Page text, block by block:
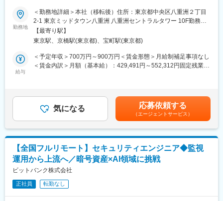
生充実〉
コンプライアンス・リスク管理部へ配属になり、下記業務をお任
せします。
■業務概要：
・コンプライアンス体制の強化に関する企画・提案
・各種法令等に準拠した内部管理態勢の構築・運用
・社内規程等の整備・管理
・不公正取引の防止に関する業務
■組織構成：
コンプライアンス部：全4名（男女比3：1）、全員中途入社の社
員です。
相談や質問はしやすく協力的な雰囲気の部署ですのでご安心くだ
さい。
勤務地
＜勤務地詳細＞本社（移転後）住所：東京都中央区八重洲２丁目
2-1 東京ミッドタウン八重洲 八重洲セントラルタワー 10F勤務地
最寄駅：JR線／東京駅受動喫煙対策：敷地内喫煙可能場所あり変
更の範囲：本文参照
【最寄り駅】
東京駅、京橋駅(東京都)、宝町駅(東京都)
給与
＜予定年収＞700万円～900万円＜賃金形態＞月給制補足事項なし
＜賃金内訳＞月額（基本給）：429,491円～552,312円固定残業手
給与補足＞※45時間を超える時間外労働分についての割増賃金は
追加で支給します。賃金はあくまでも目安の金額であり、選考を
通じて上下する可能性があります。月給(月額)は固定手当を含めた
表記です。
気になる 応募依頼する
（エージェントサービス）
【全国フルリモート】セキュリティエンジニア◆監視
運用から上流へ／暗号資産×AI領域に挑戦
ビットバンク株式会社
正社員 転勤なし